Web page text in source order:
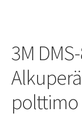
3M
polttimo